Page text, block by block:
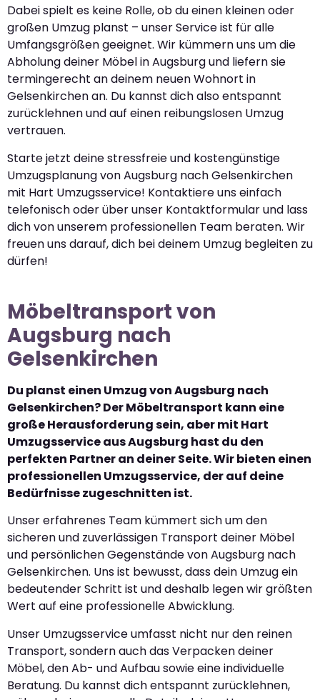
Dabei spielt es keine Rolle, ob du einen kleinen oder
großen Umzug planst – unser Service ist für alle
Umfangsgrößen geeignet. Wir kümmern uns um die
Abholung deiner Möbel in Augsburg und liefern sie
termingerecht an deinem neuen Wohnort in
Gelsenkirchen an. Du kannst dich also entspannt
zurücklehnen und auf einen reibungslosen Umzug
vertrauen.
Starte jetzt deine stressfreie und kostengünstige
Umzugsplanung von Augsburg nach Gelsenkirchen
mit Hart Umzugsservice! Kontaktiere uns einfach
telefonisch oder über unser Kontaktformular und lass
dich von unserem professionellen Team beraten. Wir
freuen uns darauf, dich bei deinem Umzug begleiten zu
dürfen!
Möbeltransport von
Augsburg nach
Gelsenkirchen
Du planst einen Umzug von Augsburg nach
Gelsenkirchen? Der Möbeltransport kann eine
große Herausforderung sein, aber mit Hart
Umzugsservice aus Augsburg hast du den
perfekten Partner an deiner Seite. Wir bieten einen
professionellen Umzugsservice, der auf deine
Bedürfnisse zugeschnitten ist.
Unser erfahrenes Team kümmert sich um den
sicheren und zuverlässigen Transport deiner Möbel
und persönlichen Gegenstände von Augsburg nach
Gelsenkirchen. Uns ist bewusst, dass dein Umzug ein
bedeutender Schritt ist und deshalb legen wir größten
Wert auf eine professionelle Abwicklung.
Unser Umzugsservice umfasst nicht nur den reinen
Transport, sondern auch das Verpacken deiner
Möbel, den Ab- und Aufbau sowie eine individuelle
Beratung. Du kannst dich entspannt zurücklehnen,